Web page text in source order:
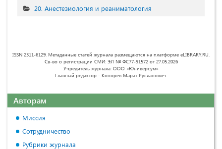
20. Анестезиология и реаниматология
ISSN 2311-6129. Метаданные статей журнала размещаются на платформе eLIBRARY.RU.
Св-во о регистрации СМИ: ЭЛ № ФС77-91572 от 27.05.2026
Учредитель журнала: ООО «Юниверсум»
Главный редактор - Конорев Марат Русланович.
Авторам
Миссия
Сотрудничество
Рубрики журнала